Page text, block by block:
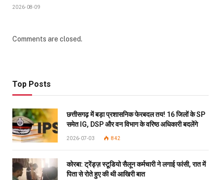
2026-08-09
Comments are closed.
Top Posts
छत्तीसगढ़ में बड़ा प्रशासनिक फेरबदल तय! 16 जिलों के SP
समेत IG, DSP और वन विभाग के वरिष्ठ अधिकारी बदलेंगे
2026-07-03 842
कोरबा: ट्रेंड्ज़ स्टूडियो सैलून कर्मचारी ने लगाई फांसी, रात में
पिता से रोते हुए की थी आखिरी बात